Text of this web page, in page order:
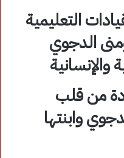
التعليمية
الدجوي
والإنسانية
من قلب
وابنتها